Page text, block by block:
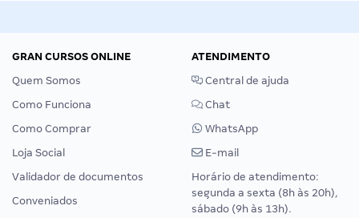
GRAN CURSOS ONLINE
Quem Somos
Como Funciona
Como Comprar
Loja Social
Validador de documentos
Conveniados
ATENDIMENTO
Central de ajuda
Chat
WhatsApp
E-mail
Horário de atendimento:
segunda a sexta (8h às 20h),
sábado (9h às 13h).